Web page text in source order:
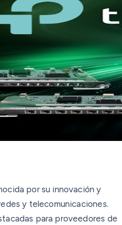
por su innovación y
y telecomunicaciones.
para proveedores de